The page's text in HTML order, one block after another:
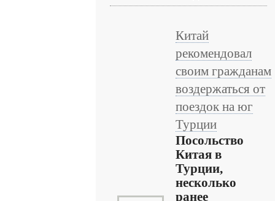
Китай
рекомендовал
своим гражданам
воздержаться от
поездок на юг
Турции
Посольство
Китая в
Турции,
несколько
ранее